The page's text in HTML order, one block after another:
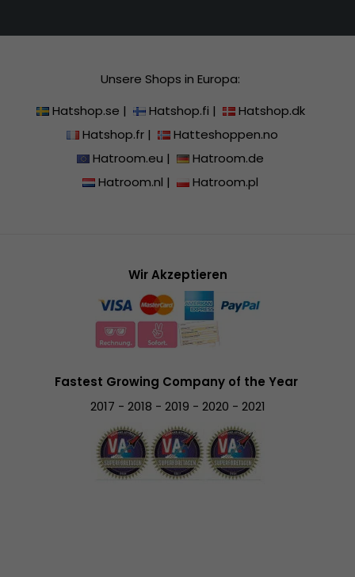
Unsere Shops in Europa:
Hatshop.se | Hatshop.fi |
Hatshop.dk
Hatshop.fr|
Hatteshoppen.no
Hatroom.eu |
Hatroom.de
Hatroom.nl | Hatroom.pl
Wir Akzeptieren
Fastest Growing Company of the Year
2017 - 2018 - 2019 - 2020 - 2021